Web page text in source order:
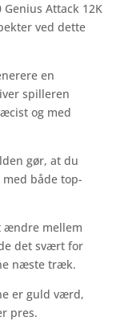
Genius Attack 12K
ved dette
en
spilleren
og med
gør, at du
både top-
ændre mellem
det svært for
næste træk.
er guld værd,
pres.